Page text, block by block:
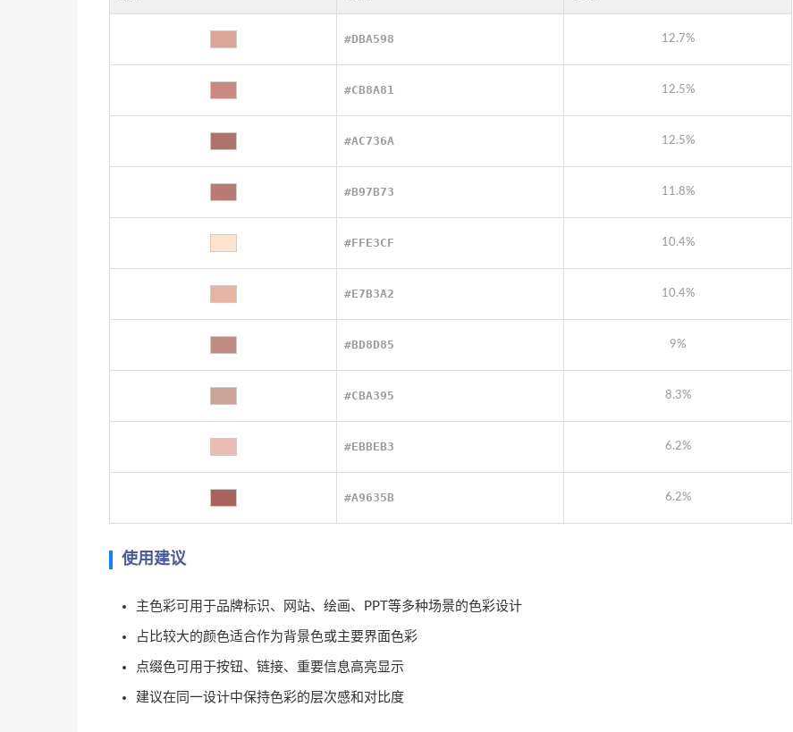
#DBA598 12.7%
#CB8A81 12.5%
#AC736A 12.5%
#B97B73 11.8%
#FFE3CF 10.4%
#E7B3A2 10.4%
#BD8D85 9%
#CBA395 8.3%
#EBBEB3 6.2%
#A9635B 6.2%
使用建议
主色彩可用于品牌标识、网站、绘画、PPT等多种场景的色彩设计
占比较大的颜色适合作为背景色或主要界面色彩
点缀色可用于按钮、链接、重要信息高亮显示
建议在同一设计中保持色彩的层次感和对比度